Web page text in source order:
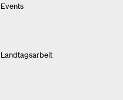
Events
Landtagsarbeit